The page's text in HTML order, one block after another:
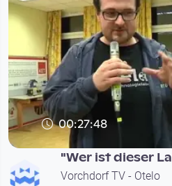
00:27:48
"Wer ist dieser
Vorchdorf TV - Otelo